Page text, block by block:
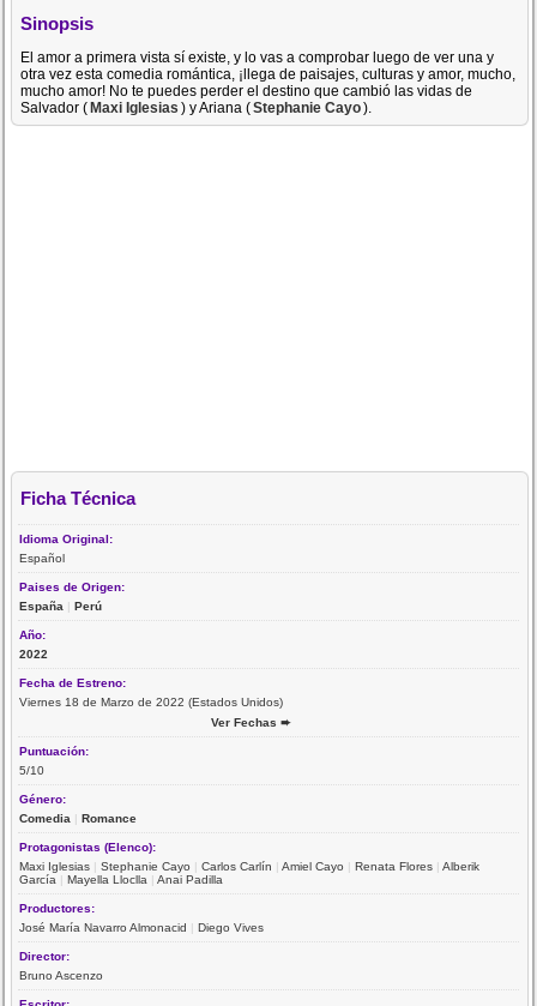
Sinopsis
El amor a primera vista sí existe, y lo vas a comprobar luego de ver una y
otra vez esta comedia romántica, ¡llega de paisajes, culturas y amor, mucho,
mucho amor! No te puedes perder el destino que cambió las vidas de
Salvador (Maxi Iglesias ) y Ariana (Stephanie Cayo).
Ficha Técnica
Idioma Original:
Español
Paises de Origen:
España |Perú
Año:
2022
Fecha de Estreno:
Viernes 18 de Marzo de 2022 (Estados Unidos)
Ver Fechas ➨
Puntuación:
5/10
Género:
Comedia |Romance
Protagonistas (Elenco):
Maxi Iglesias |Stephanie Cayo |Carlos Carlín |Amiel Cayo |Renata Flores |Alberik
García |Mayella Lloclla |Anai Padilla
Productores:
José María Navarro Almonacid |Diego Vives
Director:
Bruno Ascenzo